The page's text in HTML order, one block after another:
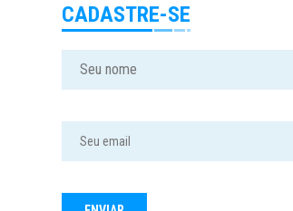
CADASTRE-SE